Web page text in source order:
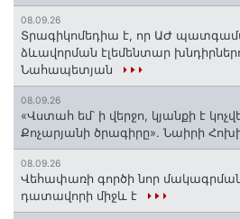
08.09.26
Տրագիկոմեդիա է, որ ԱԺ
ձևավորման էլեմենտար
Նահապետյան
08.09.26
«Վստահ եմ՝ ի վերջո, կյանքի է
Քոչարյանի ծրագիրը». Նաիրի
08.09.26
Վեհափառի գործի նոր մակագրման
դատավորի միջև է